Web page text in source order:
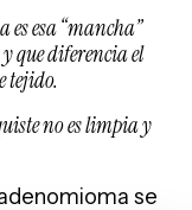
esa “mancha”
que diferencia el
tejido.
no es limpia y
se